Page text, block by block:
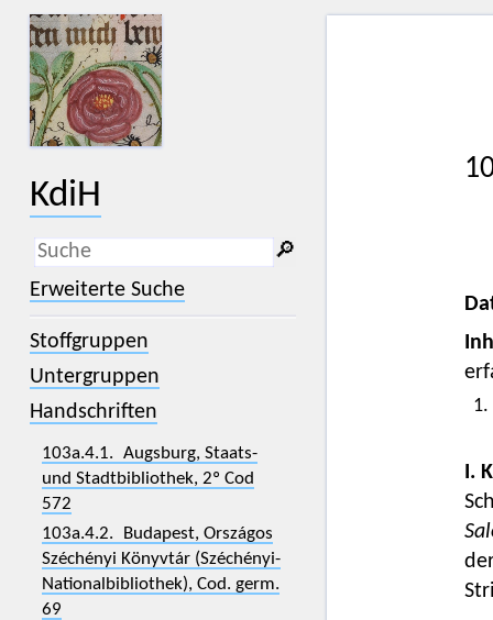
KdiH
_
(der Unterstrich) ist Platzhalter für
genau ein Zeichen.
% (das Prozentzeichen) ist Platzhalter
für kein, ein oder mehr als ein
🔎︎
Erweiterte Suche
Stoffgruppen
Untergruppen
Handschriften
103a.4.1. Augsburg, Staats-
und Stadtbibliothek, 2º Cod
572
103a.4.2. Budapest, Országos
Széchényi Könyvtár (Széchényi-
Nationalbibliothek), Cod. germ.
69
1.
I.